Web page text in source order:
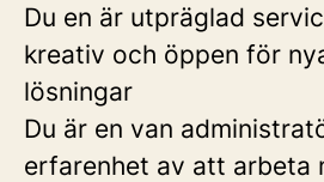
Du en är utpräglad
kreativ och öppen för
lösningar
Du är en van
erfarenhet av att arbeta